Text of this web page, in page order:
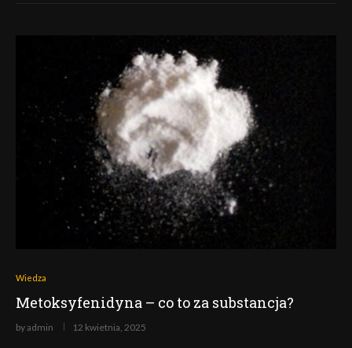
Wiedza
Metoksyfenidyna – co to za substancja?
byadmin 12 kwietnia, 2025